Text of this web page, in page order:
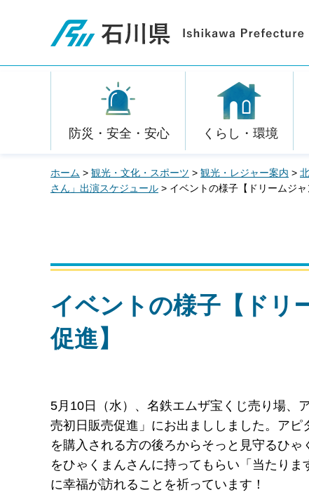
石川県
防災・安全・安心 くらし・環境
ホーム > 観光・文化・スポーツ > 観光・レジャー案内 >
さん」出演スケジュール > イベントの様子【ドリームジャ
イベントの様子【ドリ
促進】
5月10日（水）、名鉄エムザ宝くじ売り場、
売初日販売促進」にお出まししました。ア
を購入される方の後ろからそっと見守るひ
をひゃくまんさんに持ってもらい「当たり
に幸福が訪れることを祈っています！